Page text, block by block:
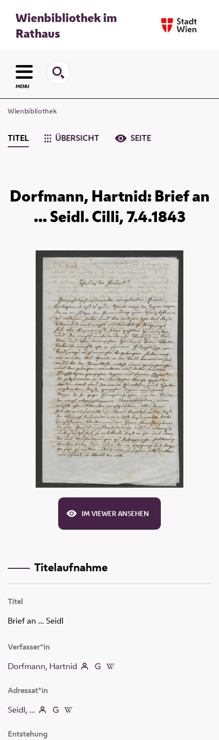
Wienbibliothek im
Rathaus
MENU
Wienbibliothek
TITEL ÜBERSICHT SEITE
Dorfmann, Hartnid: Brief an
... Seidl. Cilli, 7.4.1843
IM VIEWER ANSEHEN
Titelaufnahme
Titel
Brief an ... Seidl
Verfasser*in
Dorfmann, Hartnid
Adressat*in
Seidl, ...
Entstehung